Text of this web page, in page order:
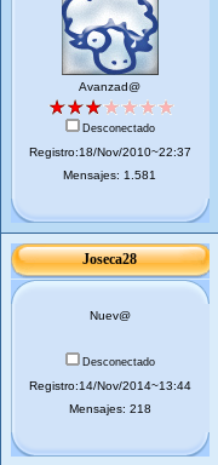
Avanzad@
Desconectado
Registro:18/Nov/2010~22:37
Mensajes: 1.581
Joseca28
Nuev@
Desconectado
Registro:14/Nov/2014~13:44
Mensajes: 218